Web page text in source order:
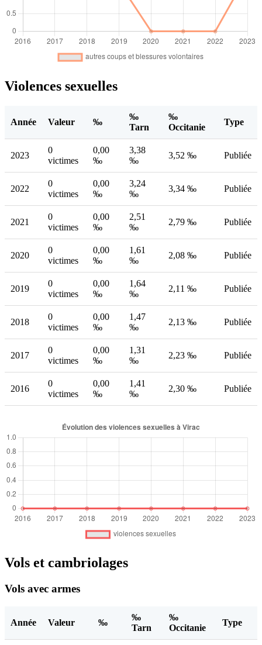
Violences sexuelles
Année Valeur ‰
‰
Tarn
‰
Occitanie
Type
2023
0
victimes
0,00
‰
3,38
‰
3,52 ‰ Publiée
2022
0
victimes
0,00
‰
3,24
‰
3,34 ‰ Publiée
2021
0
victimes
0,00
‰
2,51
‰
2,79 ‰ Publiée
2020
0
victimes
0,00
‰
1,61
‰
2,08 ‰ Publiée
2019
0
victimes
0,00
‰
1,64
‰
2,11 ‰ Publiée
2018
0
victimes
0,00
‰
1,47
‰
2,13 ‰ Publiée
2017
0
victimes
0,00
‰
1,31
‰
2,23 ‰ Publiée
2016
0
victimes
0,00
‰
1,41
‰
2,30 ‰ Publiée
Vols et cambriolages
Vols avec armes
Année Valeur ‰
‰
Tarn
‰
Occitanie
Type